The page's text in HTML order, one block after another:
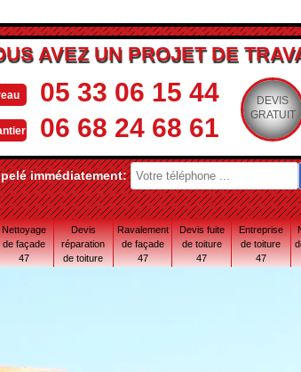
AVEZ UN PROJET DE
05 33 06 15 44
06 68 24 68 61
DEVIS
GRATUIT
immédiatement:
Nettoyage
de façade
47
Devis
réparation
de toiture
Ravalement
de façade
47
Devis fuite
de toiture
47
Entreprise
de toiture
47